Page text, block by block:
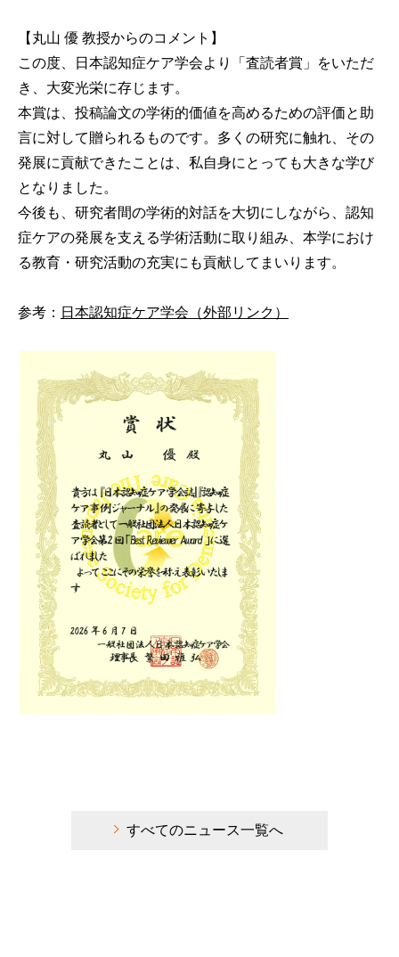
【丸山 優 教授からのコメント】
この度、日本認知症ケア学会より「査読者賞」をいただ
き、大変光栄に存じます。
本賞は、投稿論文の学術的価値を高めるための評価と助
言に対して贈られるものです。多くの研究に触れ、その
発展に貢献できたことは、私自身にとっても大きな学び
となりました。
今後も、研究者間の学術的対話を大切にしながら、認知
症ケアの発展を支える学術活動に取り組み、本学におけ
る教育・研究活動の充実にも貢献してまいります。
参考： 日本認知症ケア学会（外部リンク）
すべてのニュース一覧へ